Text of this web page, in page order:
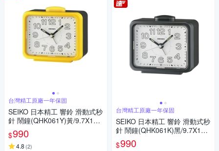
台灣精工原廠一年保固
SEIKO 日本精工 響鈴 滑動式秒
針 鬧鐘(QHK061Y)黃/9.7X10.9
cm
$990
4.8 (2)
台灣精工原廠一年保固
SEIKO 日本精工 響鈴 滑動式秒
針 鬧鐘(QHK061K)黑/9.7X10.9
cm
$990